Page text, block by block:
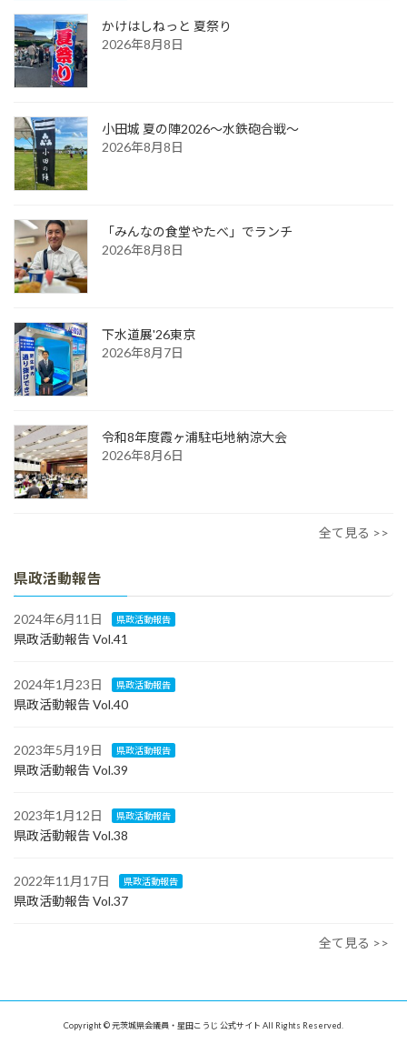
かけはしねっと 夏祭り
2026年8月8日
小田城 夏の陣2026～水鉄砲合戦～
2026年8月8日
「みんなの食堂やたべ」でランチ
2026年8月8日
下水道展'26東京
2026年8月7日
令和8年度霞ヶ浦駐屯地納涼大会
2026年8月6日
全て見る >>
県政活動報告
2024年6月11日 県政活動報告
県政活動報告 Vol.41
2024年1月23日 県政活動報告
県政活動報告 Vol.40
2023年5月19日 県政活動報告
県政活動報告 Vol.39
2023年1月12日 県政活動報告
県政活動報告 Vol.38
2022年11月17日 県政活動報告
県政活動報告 Vol.37
全て見る >>
Copyright © 元茨城県会議員・星田こうじ 公式サイト All Rights Reserved.